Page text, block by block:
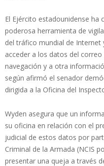
El Ejército estadounidense ha
poderosa herramienta de
del tráfico mundial de
acceder a los datos del
navegación y a otra
según afirmó el senador
dirigida a la Oficina del
Wyden asegura que un
su oficina en relación con el
judicial de estos datos por
Criminal de la Armada (NCIS
presentar una queja a través